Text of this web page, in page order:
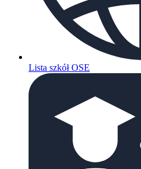
Lista szkół OSE